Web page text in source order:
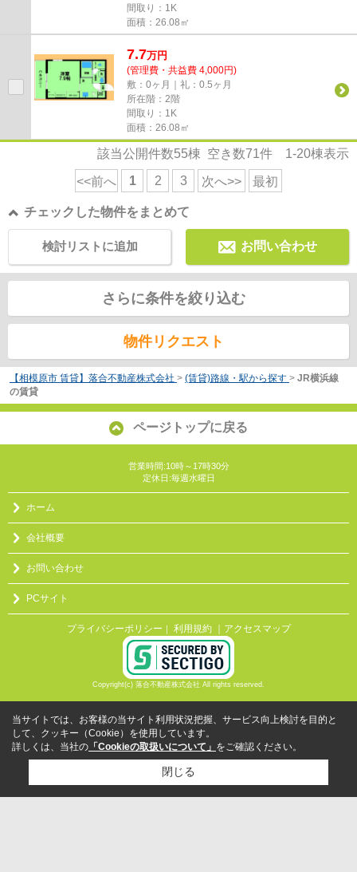
間取り：1K
面積：26.08㎡
7.7万円
(管理費・共益費 4,000円)
敷：0ヶ月｜礼：0.5ヶ月
所在階：2階
間取り：1K
面積：26.08㎡
該当公開件数55棟 空き数71件 1-20棟表示
<<前へ 1 2 3 次へ>> 最初
チェックした物件をまとめて
お問い合わせ
検討リストに追加
さらに条件を絞り込む
物件リクエスト
【相模原市 賃貸】落合不動産株式会社 > (賃貸)路線・駅から探す > JR横浜線
の賃貸
ページトップに戻る
営業時間:10時～17時30分
定休日:毎週水曜日
ホーム
会社概要
お問い合わせ
PCサイト
プライバシーポリシー ｜ 利用規約 ｜アクセスマップ
Copyright(c) 落合不動産株式会社 All rights reserved.
当サイトでは、お客様の当サイト利用状況把握、サービス向上検討を目的と
して、クッキー（Cookie）を使用しています。
詳しくは、当社の 「Cookieの取扱いについて」 をご確認ください。
閉じる